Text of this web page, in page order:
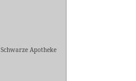
Schwarze Apotheke